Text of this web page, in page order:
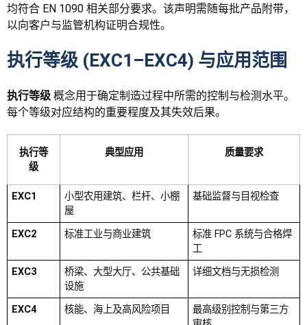
均符合 EN 1090 相关部分要求。该声明需随每批产品附带，
以向客户与监管机构证明合规性。
执行等级 (EXC1–EXC4) 与应用范围
执行等级 概念用于确定制造过程中所需的控制与检测水平。
每个等级对应结构的重要程度及其失效后果。
执行等
级
典型应用 质量要求
EXC1
小型农用建筑、栏杆、小棚
屋
基础监督与目视检查
EXC2 标准工业与商业建筑
标准 FPC 系统与合格焊
工
EXC3
桥梁、大型大厅、公共基础
设施
详细文档与无损检测
EXC4 核能、海上及高风险项目
最高级别控制与第三方